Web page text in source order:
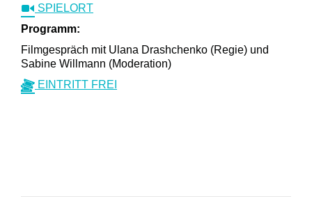
SPIELORT
Programm:
Filmgespräch mit Ulana Drashchenko (Regie) und
Sabine Willmann (Moderation)
EINTRITT FREI